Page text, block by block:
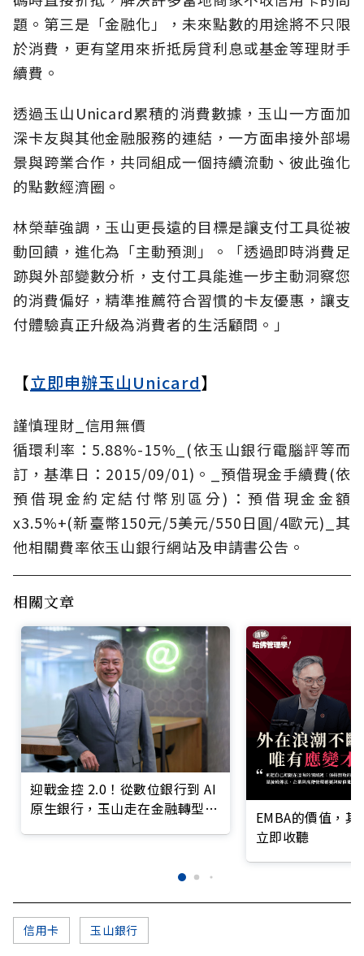
題。第三是「金融化」，未來點數的用途將不只限
於消費，更有望用來折抵房貸利息或基金等理財手
續費。
透過玉山Unicard累積的消費數據，玉山一方面加
深卡友與其他金融服務的連結，一方面串接外部場
景與跨業合作，共同組成一個持續流動、彼此強化
的點數經濟圈。
林榮華強調，玉山更長遠的目標是讓支付工具從被
動回饋，進化為「主動預測」。「透過即時消費足
跡與外部變數分析，支付工具能進一步主動洞察您
的消費偏好，精準推薦符合習慣的卡友優惠，讓支
付體驗真正升級為消費者的生活顧問。」
【立即申辦玉山Unicard】
謹慎理財_信用無價
循環利率：5.88%-15%_(依玉山銀行電腦評等而
訂，基準日：2015/09/01)。_預借現金手續費(依
預借現金約定結付幣別區分)：預借現金金額
x3.5%+(新臺幣150元/5美元/550日圓/4歐元)_其
他相關費率依玉山銀行網站及申請書公告。
相關文章
迎戰金控 2.0！從數位銀行到 AI
原生銀行，玉山走在金融轉型最
EMBA的價值，
立即收聽
信用卡 玉山銀行